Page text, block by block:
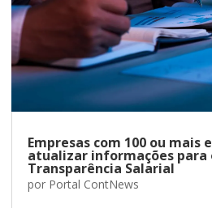
Empresas com 100 ou mais
atualizar informações para
Transparência Salarial
por Portal ContNews